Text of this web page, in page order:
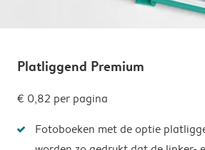
Platliggend Premium
€ 0,82 per pagina
Fotoboeken met de optie